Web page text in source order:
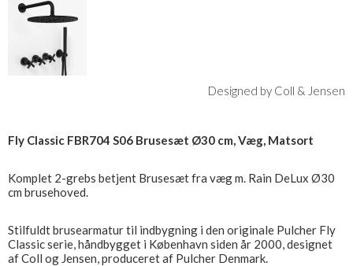
Designed by Coll & Jensen
Fly Classic FBR704 S06 Brusesæt Ø30 cm, Væg, Matsort
Komplet 2-grebs betjent Brusesæt fra væg m. Rain DeLux Ø30
cm brusehoved.
Stilfuldt brusearmatur til indbygning i den originale Pulcher Fly
Classic serie, håndbygget i København siden år 2000, designet
af Coll og Jensen, produceret af Pulcher Denmark.